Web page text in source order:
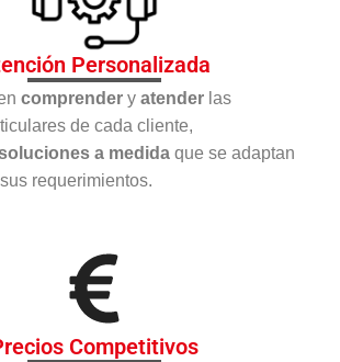
Personalizada
comprender y atender las
de cada cliente,
a medida que se adaptan
requerimientos.
Competitivos